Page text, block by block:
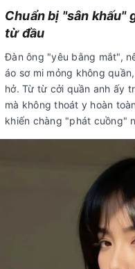
Chuẩn bị "sân khấu"
từ đầu
Đàn ông "yêu bằng mắt",
áo sơ mi mỏng không
hở. Từ từ cởi quần anh ấy
mà không thoát y hoàn
khiến chàng "phát cuồng"